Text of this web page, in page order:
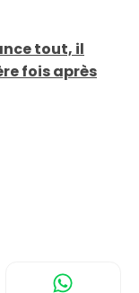
tout, il
fois après